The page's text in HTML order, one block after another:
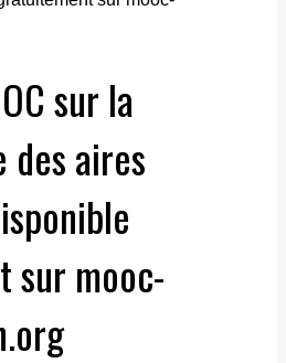
sur la
des aires
sur mooc-